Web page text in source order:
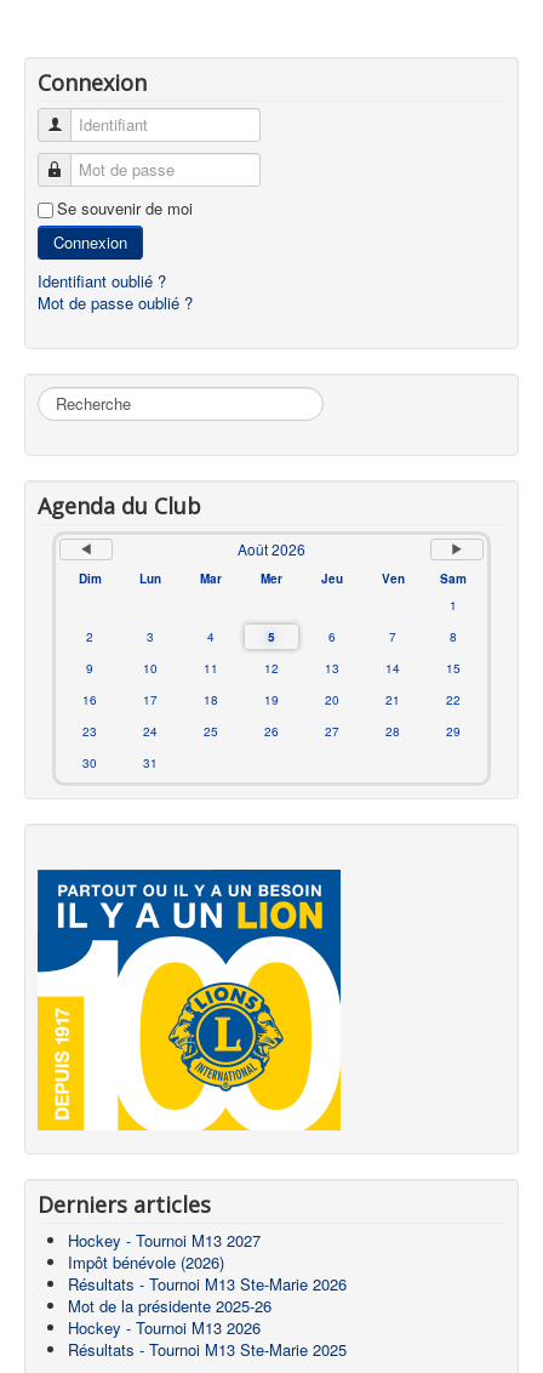
Connexion
Identifiant
Mot de passe
Se souvenir de moi
Connexion
Identifiant oublié ?
Mot de passe oublié ?
Rechercher
Agenda du Club
Août 2026
Dim Lun Mar Mer Jeu Ven
Sam
1
2
3 4 5 6 7
8
9
10 11 12 13 14
15
16
17 18 19 20 21
22
23
24 25 26 27 28
29
30
31
Derniers articles
Hockey - Tournoi M13 2027
Impôt bénévole (2026)
Résultats - Tournoi M13 Ste-Marie 2026
Mot de la présidente 2025-26
Hockey - Tournoi M13 2026
Résultats - Tournoi M13 Ste-Marie 2025